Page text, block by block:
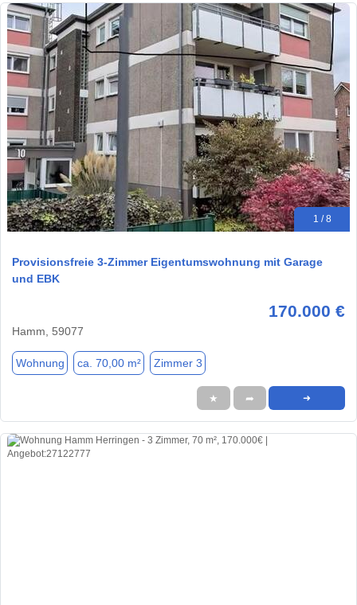
1 / 8
Provisionsfreie 3-Zimmer Eigentumswohnung mit Garage
und EBK
170.000 €
Hamm, 59077
Wohnung ca. 70,00 m² Zimmer 3
★ ➦ ➜